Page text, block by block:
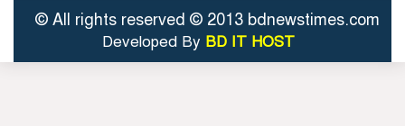
© All rights reserved © 2013 bdnewstimes.com
Developed By BD IT HOST